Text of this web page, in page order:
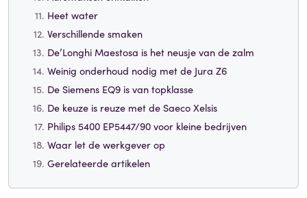
Heet water
Verschillende smaken
De’Longhi Maestosa is het neusje van de zalm
Weinig onderhoud nodig met de Jura Z6
De Siemens EQ9 is van topklasse
De keuze is reuze met de Saeco Xelsis
Philips 5400 EP5447/90 voor kleine bedrijven
Waar let de werkgever op
Gerelateerde artikelen